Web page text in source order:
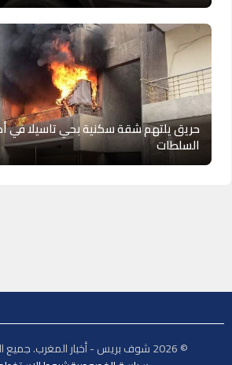
حريق يلتهم شقة سكنية بحي تاسيلا في
السلطات
© 2026 شوف بريس - أخبار المغرب. جميع الحقوق محفوظة.